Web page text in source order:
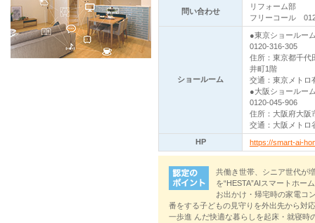
問い合わせ
リフォーム部
フリーコール
ショールーム
●東京ショールー
0120-316-305
住所：東京都千
井町1階
交通：東京メトロ
●大阪ショールー
0120-045-906
住所：大阪府大阪
交通：大阪メトロ
HP
https://smart-ai-
共働き世帯、シニア世代が
を“HESTA”AIスマートホー
お出かけ・帰宅時の家電コ
番をする子どもの見守りを外出先から対
一歩進 んだ快適な暮らしを起床・就寝時